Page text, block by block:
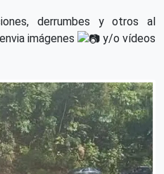
derrumbes y otros al
envia imágenes y/o vídeos